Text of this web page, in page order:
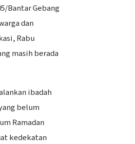
Bantar Gebang
dan
Rabu
masih berada
ibadah
belum
Ramadan
kedekatan